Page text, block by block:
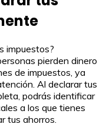
impuestos?
pierden dinero
de impuestos, ya
Al declarar tus
podrás identificar
a los que tienes
tus ahorros.